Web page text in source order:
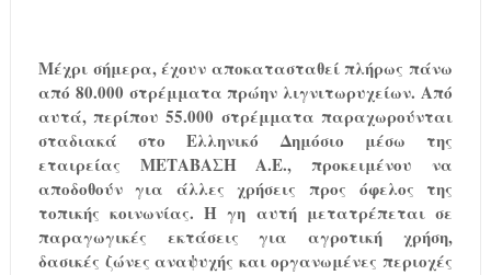
Μέχρι σήμερα, έχουν αποκατασταθεί πλήρως πάνω
από 80.000 στρέμματα πρώην λιγνιτωρυχείων. Από
αυτά, περίπου 55.000 στρέμματα παραχωρούνται
σταδιακά στο Ελληνικό Δημόσιο μέσω της
εταιρείας ΜΕΤΑΒΑΣΗ Α.Ε., προκειμένου να
αποδοθούν για άλλες χρήσεις προς όφελος της
τοπικής κοινωνίας. Η γη αυτή μετατρέπεται σε
παραγωγικές εκτάσεις για αγροτική χρήση,
δασικές ζώνες αναψυχής και οργανωμένες περιοχές